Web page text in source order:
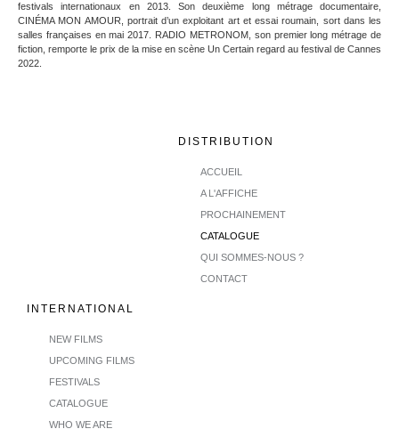
festivals internationaux en 2013. Son deuxième long métrage documentaire,
CINÉMA MON AMOUR, portrait d’un exploitant art et essai roumain, sort dans les
salles françaises en mai 2017. RADIO METRONOM, son premier long métrage de
fiction, remporte le prix de la mise en scène Un Certain regard au festival de Cannes
2022.
DISTRIBUTION
ACCUEIL
A L'AFFICHE
PROCHAINEMENT
CATALOGUE
QUI SOMMES-NOUS ?
CONTACT
INTERNATIONAL
NEW FILMS
UPCOMING FILMS
FESTIVALS
CATALOGUE
WHO WE ARE